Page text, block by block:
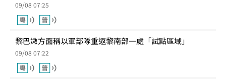
09/08 07:25
黎巴嫩方面稱以軍部隊重返黎南部一處「試點區域」
09/08 07:22